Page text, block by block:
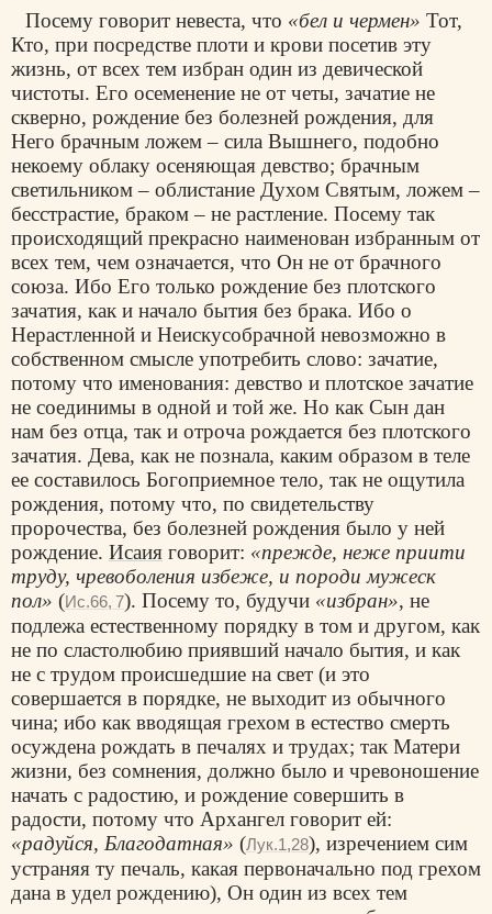
Посему говорит невеста, что «бел и чермен» Тот,
Кто, при посредстве плоти и крови посетив эту
жизнь, от всех тем избран один из девической
чистоты. Его осеменение не от четы, зачатие не
скверно, рождение без болезней рождения, для
Него брачным ложем – сила Вышнего, подобно
некоему облаку осеняющая девство; брачным
светильником – облистание Духом Святым, ложем –
бесстрастие, браком – не растление. Посему так
происходящий прекрасно наименован избранным от
всех тем, чем означается, что Он не от брачного
союза. Ибо Его только рождение без плотского
зачатия, как и начало бытия без брака. Ибо о
Нерастленной и Неискусобрачной невозможно в
собственном смысле употребить слово: зачатие,
потому что именования: девство и плотское зачатие
не соединимы в одной и той же. Но как Сын дан
нам без отца, так и отроча рождается без плотского
зачатия. Дева, как не познала, каким образом в теле
ее составилось Богоприемное тело, так не ощутила
рождения, потому что, по свидетельству
пророчества, без болезней рождения было у ней
рождение. Исаия говорит: «прежде, неже пpиити
труду, чревоболения избеже, и породи мужеск
пол» (Ис.66, 7). Посему то, будучи «избран», не
подлежа естественному порядку в том и другом, как
не по сластолюбию приявший начало бытия, и как
не с трудом происшедшие на свет (и это
совершается в порядке, не выходит из обычного
чина; ибо как вводящая грехом в естество смерть
осуждена рождать в печалях и трудах; так Матери
жизни, без сомнения, должно было и чревоношение
начать с радостию, и рождение совершить в
радости, потому что Архангел говорит ей:
«радуйся, Благодатная» (Лук.1,28), изречением сим
устраняя ту печаль, какая первоначально под грехом
дана в удел рождению), Он один из всех тем